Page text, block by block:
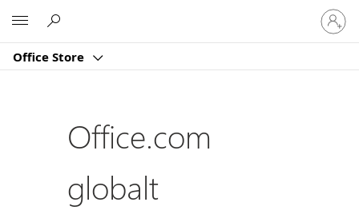
Office Store
Logg
på
kontoen
Office.com
globalt